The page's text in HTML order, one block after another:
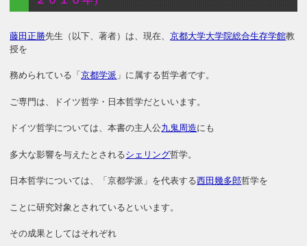
藤田正勝先生（以下、著者）は、現在、京都大学大学院総合生存学館教
授を
務められている「京都学派 」に属する哲学者です。
ご専門は、ドイツ哲学・日本哲学だといいます。
ドイツ哲学については、本書の主人公九鬼周造にも
多大な影響を与えたとされるシェリング哲学。
日本哲学については、「京都学派」を代表する西田幾多郎哲学を
ことに研究対象とされているといいます。
その成果としてはそれぞれ